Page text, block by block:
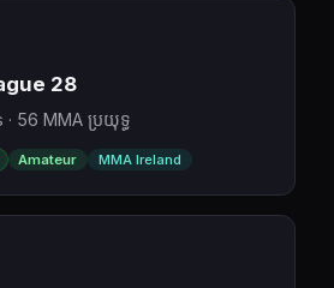
28
56 MMA ប្រយុទ្ធ
Amateur MMA Ireland